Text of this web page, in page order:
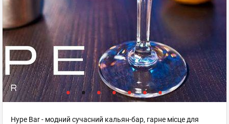
Hype Bar - модний сучасний кальян-бар, гарне місце для